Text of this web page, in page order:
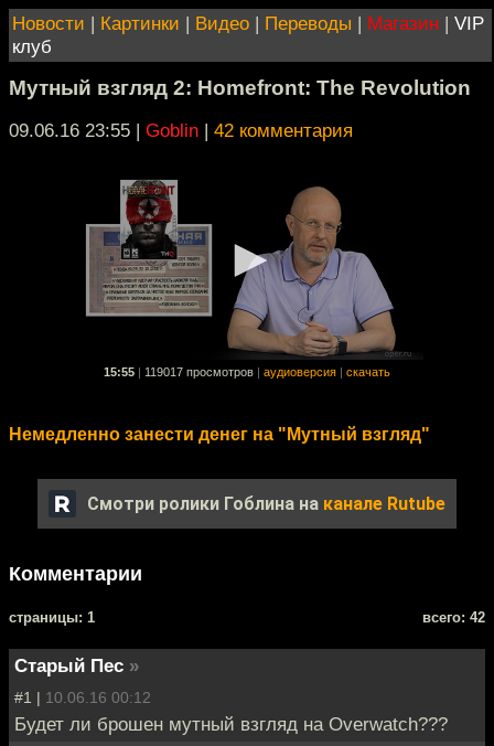
Новости | Картинки | Видео | Переводы | Магазин | VIP
клуб
Мутный взгляд 2: Homefront: The Revolution
09.06.16 23:55 | Goblin | 42 комментария
15:55 119017 просмотров аудиоверсия скачать
Немедленно занести денег на "Мутный взгляд"
Смотри ролики Гоблина на канале Rutube
Комментарии
cтраницы: 1 всего: 42
Старый Пес »
#1 | 10.06.16 00:12
Будет ли брошен мутный взгляд на Overwatch???